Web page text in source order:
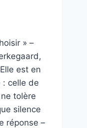
» –
est en
: celle de
tolère
silence
réponse –